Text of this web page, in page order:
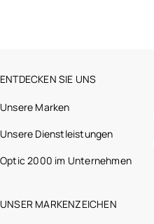
ENTDECKEN SIE UNS
Unsere Marken
Unsere Dienstleistungen
Optic 2000 im Unternehmen
UNSER MARKENZEICHEN